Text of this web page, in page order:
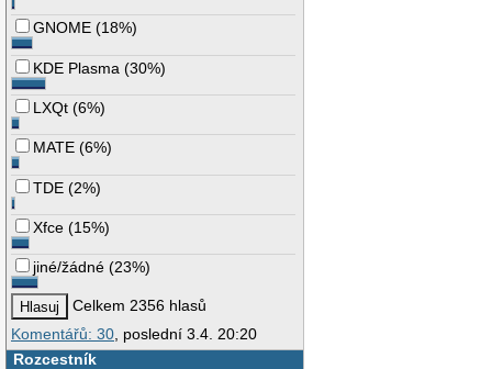
GNOME (18%)
KDE Plasma (30%)
LXQt (6%)
MATE (6%)
TDE (2%)
Xfce (15%)
jiné/žádné (23%)
Celkem 2356 hlasů
Komentářů: 30 , poslední 3.4. 20:20
Rozcestník